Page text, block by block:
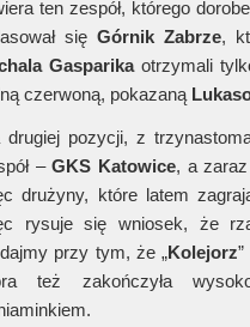
ten zespół, którego
się Górnik Zabrze,
Gasparikaotrzymali
czerwoną, pokazaną
drugiej pozycji, z
–GKS Katowice, a
drużyny, które latem
rysuje się wniosek, że
przy tym, że „Kolejorz
też zakończyła